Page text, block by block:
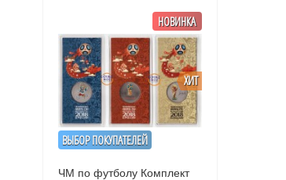
ВЫБОР ПОКУПАТЕЛЕЙ
ХИТ
НОВИНКА
ЧМ по футболу Комплект